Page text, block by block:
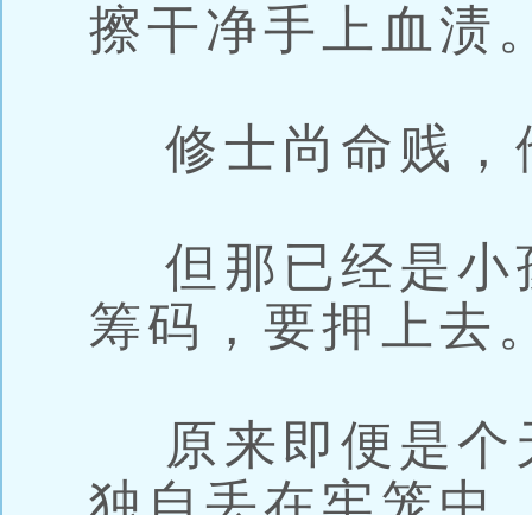
擦干净手上血渍
修士尚命贱，
但那已经是小
筹码，要押上去
原来即便是个